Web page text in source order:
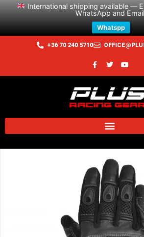
International shipping available —
WhatsApp and Email
Whatspp
+36 70 240 5710